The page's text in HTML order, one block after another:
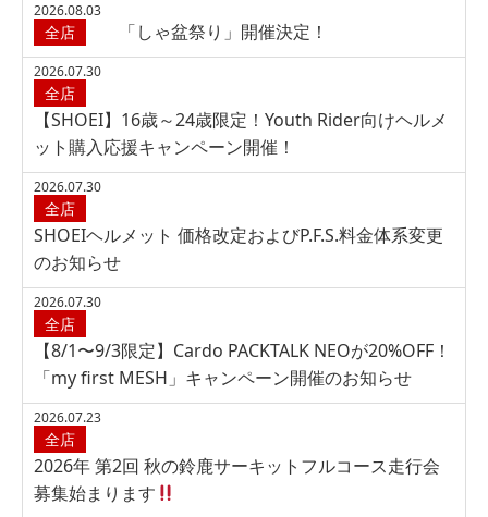
2026.08.03
全店 「しゃ盆祭り」開催決定！
2026.07.30
全店
【SHOEI】16歳～24歳限定！Youth Rider向けヘルメ
ット購入応援キャンペーン開催！
2026.07.30
全店
SHOEIヘルメット 価格改定およびP.F.S.料金体系変更
のお知らせ
2026.07.30
全店
【8/1〜9/3限定】Cardo PACKTALK NEOが20%OFF！
「my first MESH」キャンペーン開催のお知らせ
2026.07.23
全店
2026年 第2回 秋の鈴鹿サーキットフルコース走行会
募集始まります